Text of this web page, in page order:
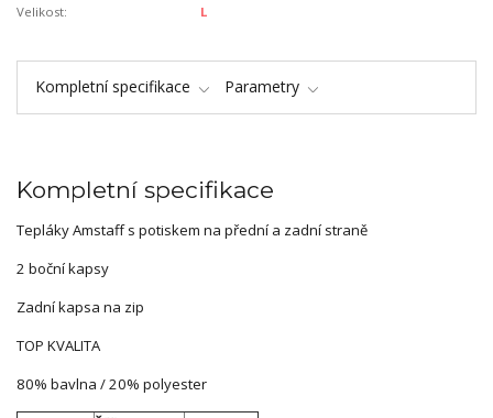
Velikost:
L
Kompletní specifikace Parametry
Kompletní specifikace
Tepláky Amstaff s potiskem na přední a zadní straně
2 boční kapsy
Zadní kapsa na zip
TOP KVALITA
80% bavlna / 20% polyester